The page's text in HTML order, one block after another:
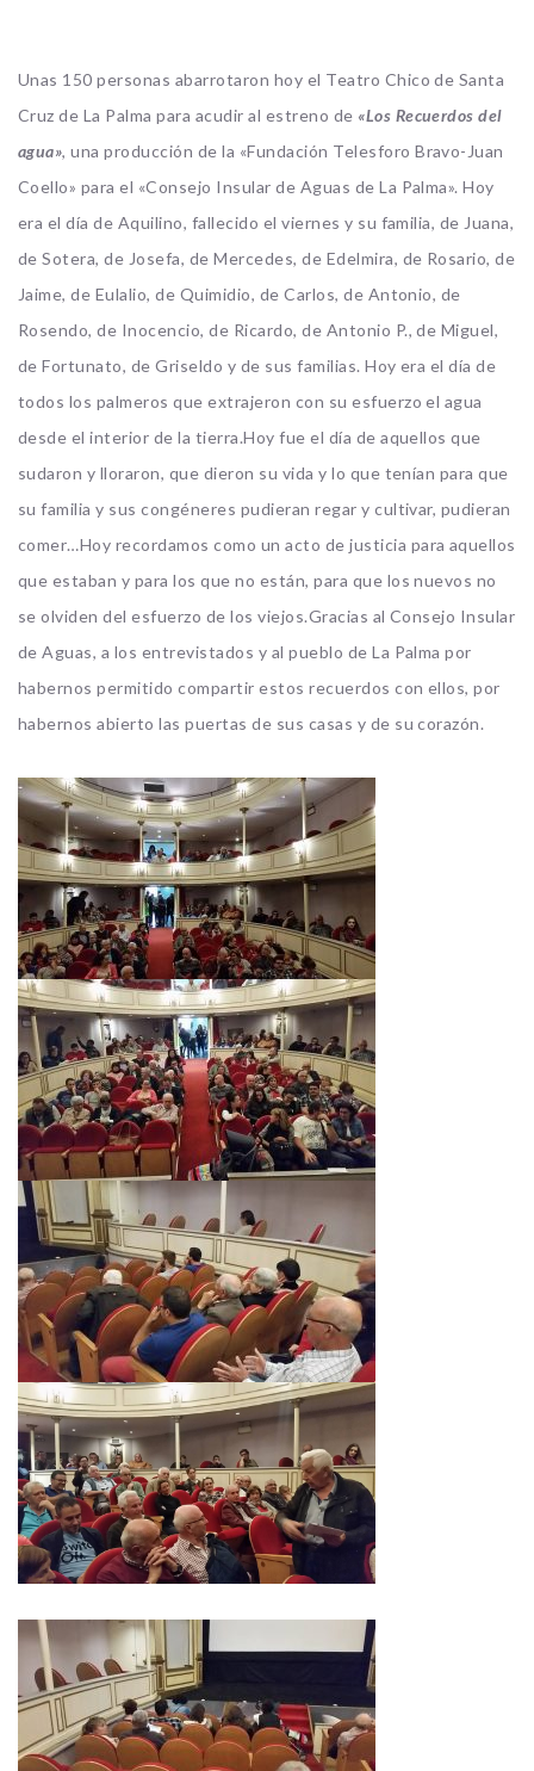
Unas 150 personas abarrotaron hoy el Teatro Chico de Santa
Cruz de La Palma para acudir al estreno de «Los Recuerdos del
agua», una producción de la «Fundación Telesforo Bravo-Juan
Coello» para el «Consejo Insular de Aguas de La Palma». Hoy
era el día de Aquilino, fallecido el viernes y su familia, de Juana,
de Sotera, de Josefa, de Mercedes, de Edelmira, de Rosario, de
Jaime, de Eulalio, de Quimidio, de Carlos, de Antonio, de
Rosendo, de Inocencio, de Ricardo, de Antonio P., de Miguel,
de Fortunato, de Griseldo y de sus familias. Hoy era el día de
todos los palmeros que extrajeron con su esfuerzo el agua
desde el interior de la tierra.Hoy fue el día de aquellos que
sudaron y lloraron, que dieron su vida y lo que tenían para que
su familia y sus congéneres pudieran regar y cultivar, pudieran
comer…Hoy recordamos como un acto de justicia para aquellos
que estaban y para los que no están, para que los nuevos no
se olviden del esfuerzo de los viejos.Gracias al Consejo Insular
de Aguas, a los entrevistados y al pueblo de La Palma por
habernos permitido compartir estos recuerdos con ellos, por
habernos abierto las puertas de sus casas y de su corazón.